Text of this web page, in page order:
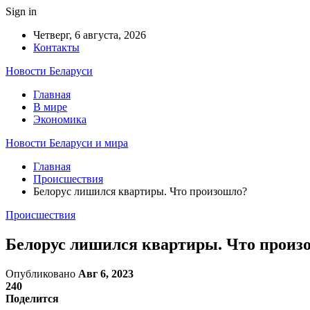
Sign in
Четверг, 6 августа, 2026
Контакты
Новости Беларуси
Главная
В мире
Экономика
Новости Беларуси и мира
Главная
Происшествия
Белорус лишился квартиры. Что произошло?
Происшествия
Белорус лишился квартиры. Что
Опубликовано Авг 6, 2023
240
Поделится